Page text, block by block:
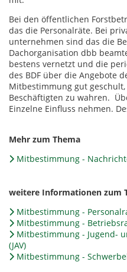
Bei den öffentlichen
das die Personalräte. Bei
unternehmen sind das die
Dachorganisation dbb
bestens vernetzt und die
des BDF über die Angebote
Mitbestimmung gut
Beschäftigten zu wahren.
Einzelne Einfluss nehmen.
Mehr zum Thema
Mitbestimmung -
weitere Informationen zum
Mitbestimmung -
Mitbestimmung -
Mitbestimmung - Jugend-
(JAV)
Mitbestimmung -